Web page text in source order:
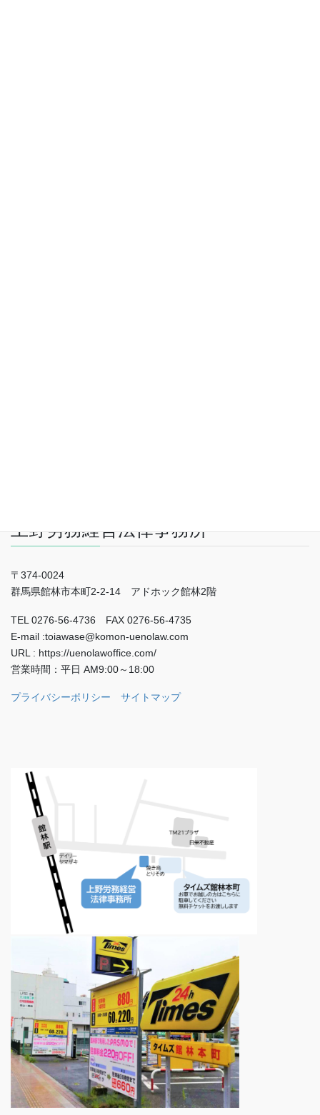
上野労務経営法律事務所
〒374-0024
群馬県館林市本町2-2-14 アドホック館林2階
TEL 0276-56-4736 FAX 0276-56-4735
E-mail :toiawase@komon-uenolaw.com
URL : https://uenolawoffice.com/
営業時間：平日 AM9:00～18:00
プライバシーポリシー サイトマップ